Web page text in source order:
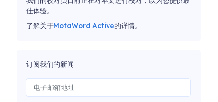
佳体验。
了解关于MotaWord Active的详情。
订阅我们的新闻